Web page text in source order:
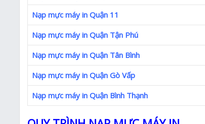
Nạp mực máy in Quận 11
Nạp mực máy in Quận Tận Phú
Nạp mực máy in Quận Tân Bình
Nạp mực máy in Quận Gò Vấp
Nạp mực máy in Quận Bình Thạnh